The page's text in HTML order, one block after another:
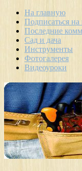
На главную
Подписаться на
Последние
Сад и дача
Инструменты
Фотогалерея
Видеоуроки